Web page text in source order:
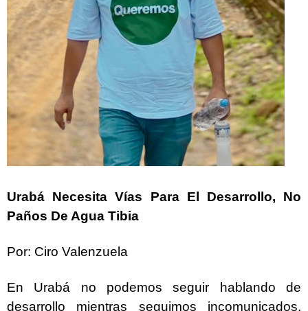
Urabá Necesita Vías Para El Desarrollo, No
Paños De Agua Tibia
Por: Ciro Valenzuela
En Urabá no podemos seguir hablando de
desarrollo mientras seguimos incomunicados.